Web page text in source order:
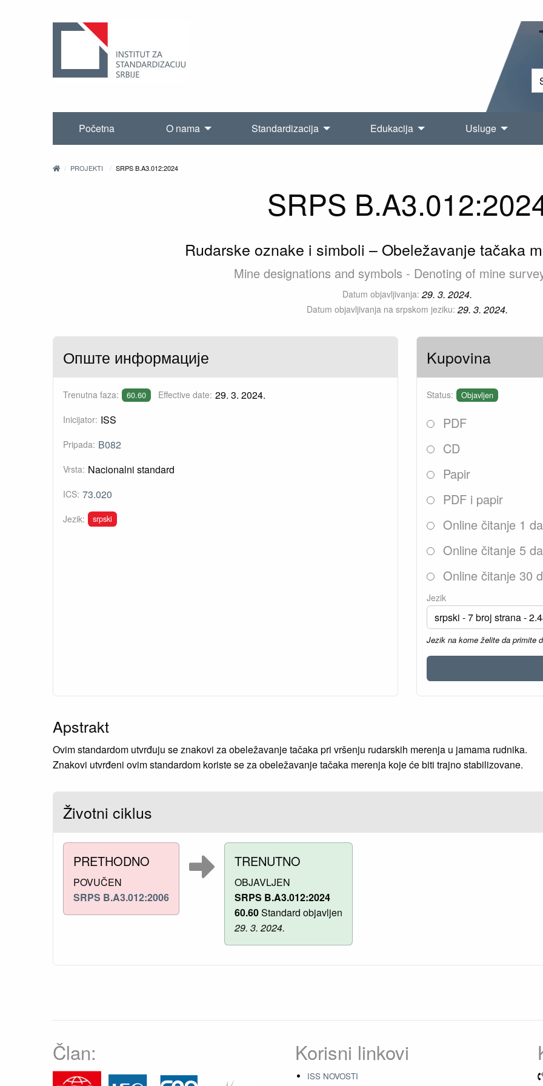
Početna O nama Standardizacija Edukacija Usluge
PROJEKTI SRPS B.A3.012:2024
SRPS
Rudarske oznake i simboli – Obeležavanje tačaka
Mine designations and symbols - Denoting of mine
Datum objavljivanja: 29. 3. 2024.
Datum objavljivanja na srpskom jeziku: 29. 3. 2024.
Опште информације
Trenutna faza: 60.60 Effective date: 29. 3. 2024.
Inicijator: ISS
Pripada: B082
Vrsta: Nacionalni standard
ICS: 73.020
Jezik: srpski
Kupovina
Status: Objavljen
PDF
CD
Papir
PDF i papir
Online čitanje 1
Online čitanje 5
Online čitanje 30
Jezik
Jezik na kome želite da primite
Apstrakt
Ovim standardom utvrđuju se znakovi za obeležavanje tačaka pri vršenju rudarskih merenja u jamama rudnika.
Znakovi utvrđeni ovim standardom koriste se za obeležavanje tačaka merenja koje će biti trajno stabilizovane.
Životni ciklus
PRETHODNO
POVUČEN
SRPS B.A3.012:2006
TRENUTNO
OBJAVLJEN
SRPS B.A3.012:2024
60.60Standard objavljen
29. 3. 2024.
Član: Korisni linkovi
ISS NOVOSTI